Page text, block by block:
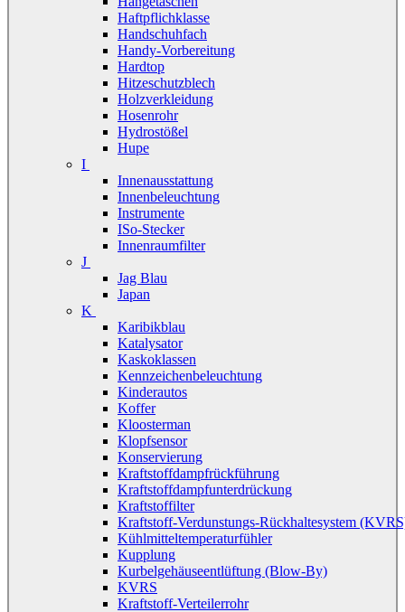
Haftpflichklasse
Handschuhfach
Handy-Vorbereitung
Hardtop
Hitzeschutzblech
Holzverkleidung
Hosenrohr
Hydrostößel
Hupe
I
Innenausstattung
Innenbeleuchtung
Instrumente
ISo-Stecker
Innenraumfilter
J
Jag Blau
Japan
K
Karibikblau
Katalysator
Kaskoklassen
Kennzeichenbeleuchtung
Kinderautos
Koffer
Kloosterman
Klopfsensor
Konservierung
Kraftstoffdampfrückführung
Kraftstoffdampfunterdrückung
Kraftstoffilter
Kraftstoff-Verdunstungs-Rückhaltesystem
Kühlmitteltemperaturfühler
Kupplung
Kurbelgehäuseentlüftung (Blow-By)
KVRS
Kraftstoff-Verteilerrohr